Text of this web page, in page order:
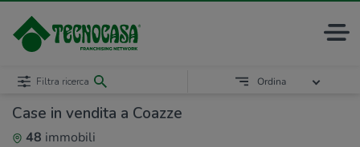
Case in vendita a Coazze
48 immobili
Filtra ricerca Ordina